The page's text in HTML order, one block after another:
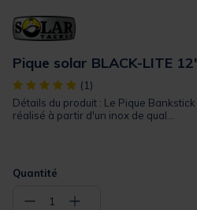
Pique solar BLACK-LITE
[object Object] out of 5 Customer
(1)
Détails du produit : Le Pique
réalisé à partir d'un inox de qual...
Quantité
− 1 +